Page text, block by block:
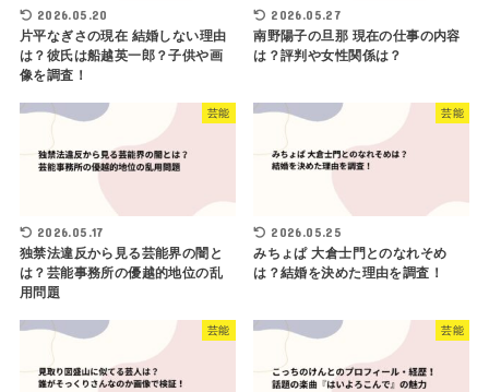
2026.05.20
片平なぎさの現在 結婚しない理由
は？彼氏は船越英一郎？子供や画
像を調査！
2026.05.27
南野陽子の旦那 現在の仕事の内容
は？評判や女性関係は？
芸能
2026.05.17
独禁法違反から見る芸能界の闇と
は？芸能事務所の優越的地位の乱
用問題
芸能
2026.05.25
みちょぱ 大倉士門とのなれそめ
は？結婚を決めた理由を調査！
芸能 芸能